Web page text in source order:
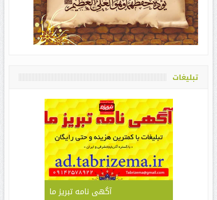
تبلیغات
آگهی نامه تبریز ما